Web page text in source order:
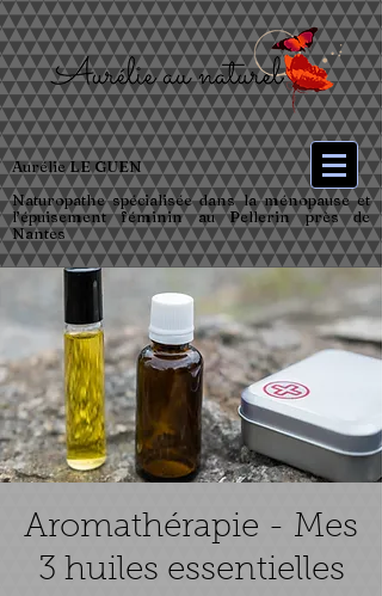
Aurélie LE GUEN
Naturopathe spécialisée dans la ménopause et
l’épuisement féminin au Pellerin près de
Nantes
Aromathérapie - Mes
3 huiles essentielles